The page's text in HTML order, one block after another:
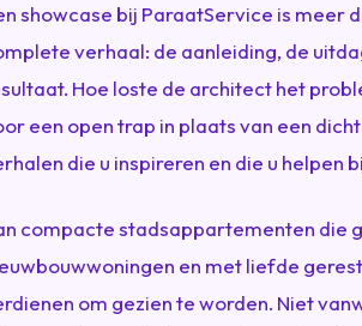
showcase bij ParaatService is
verhaal: de aanleiding, de
Hoe loste de architect het
een open trap in plaats van een
die u inspireren en die u helpen
compacte stadsappartementen die
en met liefde
om gezien te worden. Niet